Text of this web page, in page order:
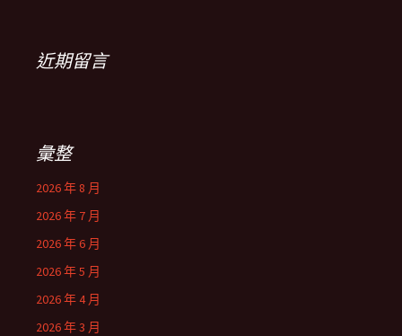
近期留言
彙整
2026 年 8 月
2026 年 7 月
2026 年 6 月
2026 年 5 月
2026 年 4 月
2026 年 3 月